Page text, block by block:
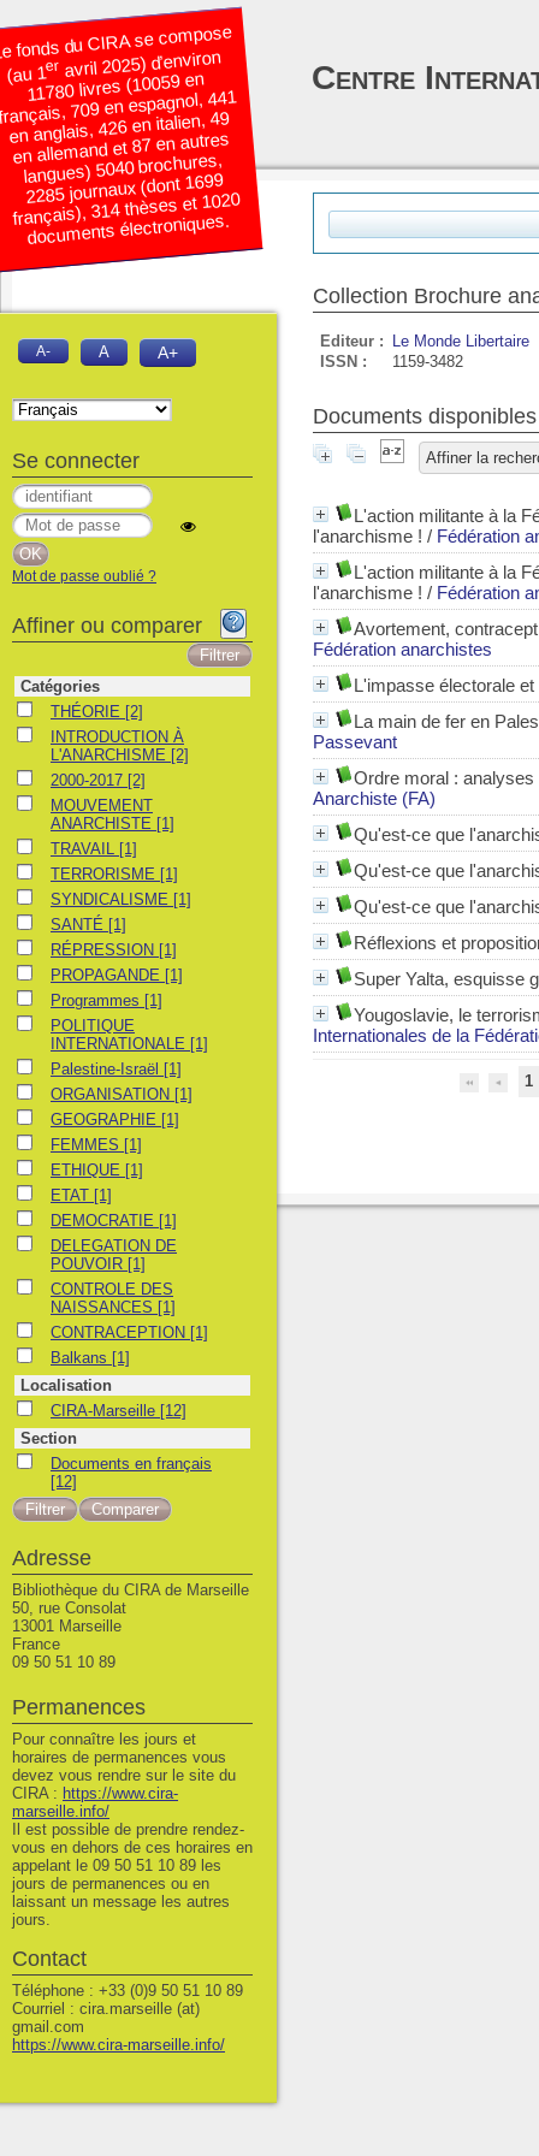
Collection Brochure
Editeur :
Le Monde Libertaire
ISSN :
1159-3482
Documents
Affiner la
L'action militante à la
l'anarchisme ! / Fédération
L'action militante à la
l'anarchisme ! / Fédération
Avortement,
Fédération anarchistes
L'impasse électorale
La main de fer en
Passevant
Ordre moral :
Anarchiste (FA)
Qu'est-ce que
Qu'est-ce que
Qu'est-ce que
Réflexions et
Super Yalta, esquisse
Yougoslavie, le
Internationales de la
1
fonds du CIRA se compose
(au 1eravril 2025) d’environ
11780 livres (10059 en
709 en espagnol, 441
en anglais, 426 en italien, 49
en allemand et 87 en autres
langues) 5040 brochures,
2285 journaux (dont 1699
français), 314 thèses et 1020
documents électroniques.
Centre
A- A A+
Se connecter
Mot de passe oublié ?
Affiner ou comparer
Catégories
THÉORIETHÉORIE [2]
INTRODUCTION À L'ANARCHISME
INTRODUCTION À
L'ANARCHISME [2]
2000-20172000-2017 [2]
MOUVEMENT ANARCHISTE
MOUVEMENT
ANARCHISTE [1]
TRAVAILTRAVAIL [1]
TERRORISME
TERRORISME [1]
SYNDICALISME
SYNDICALISME [1]
SANTÉSANTÉ [1]
RÉPRESSION
RÉPRESSION [1]
PROPAGANDE
PROPAGANDE [1]
Programmes
Programmes [1]
POLITIQUE INTERNATIONALE
POLITIQUE
INTERNATIONALE [1]
Palestine-Israël
Palestine-Israël [1]
ORGANISATION
ORGANISATION [1]
GEOGRAPHIE
GEOGRAPHIE [1]
FEMMESFEMMES [1]
ETHIQUEETHIQUE [1]
ETATETAT [1]
DEMOCRATIE
DEMOCRATIE [1]
DELEGATION DE POUVOIR
DELEGATION DE
POUVOIR [1]
CONTROLE DES NAISSANCES
CONTROLE DES
NAISSANCES [1]
CONTRACEPTION
CONTRACEPTION [1]
BalkansBalkans [1]
Localisation
CIRA-Marseille
CIRA-Marseille [12]
Section
Documents en français
Documents en français
[12]
Adresse
Bibliothèque du CIRA de Marseille
50, rue Consolat
13001 Marseille
France
09 50 51 10 89
Permanences
Pour connaître les jours et
horaires de permanences vous
devez vous rendre sur le site du
CIRA : https://www.cira-
marseille.info/
Il est possible de prendre rendez-
vous en dehors de ces horaires en
appelant le 09 50 51 10 89 les
jours de permanences ou en
laissant un message les autres
jours.
Contact
Téléphone : +33 (0)9 50 51 10 89
Courriel : cira.marseille (at)
gmail.com
https://www.cira-marseille.info/